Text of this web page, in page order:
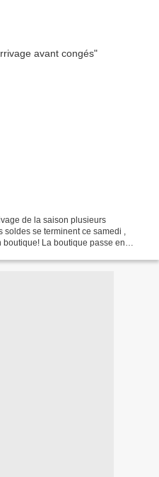
de la saison plusieurs
se terminent ce samedi ,
La boutique passe en